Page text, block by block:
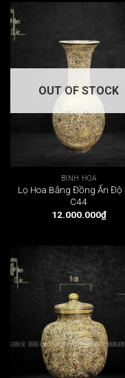
OUT OF STOCK
BÌNH HOA
Lọ Hoa Bằng Đồng Ấn Độ
C44
12.000.000₫